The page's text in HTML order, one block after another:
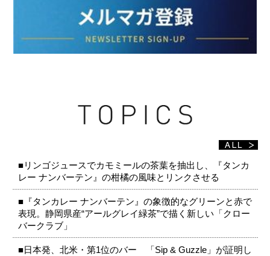
■リンゴジュースでカモミールの茶葉を抽出し、『タンカ
レー ナンバーテン』の柑橘の風味とリンクさせる
■『タンカレー ナンバーテン』の象徴的なグリーンと赤で
表現。静岡県産“アールグレイ緑茶”で描く新しい「クロー
バークラブ」
■日本発、北米・第1位のバー 「Sip & Guzzle」が証明し